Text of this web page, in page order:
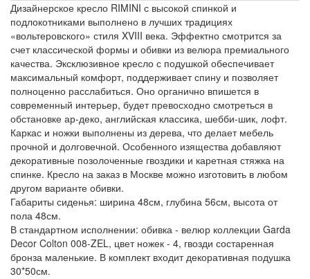
Дизайнерское кресло RIMINI с высокой спинкой и
подлокотниками выполнено в лучших традициях
«вольтеровского» стиля XVIII века. Эффектно смотрится за
счет классической формы и обивки из велюра премиального
качества. Эксклюзивное кресло с подушкой обеспечивает
максимальный комфорт, поддерживает спину и позволяет
полноценно расслабиться. Оно органично впишется в
современный интерьер, будет превосходно смотреться в
обстановке ар-деко, английская классика, шебби-шик, лофт.
Каркас и ножки выполнены из дерева, что делает мебель
прочной и долговечной. Особенного изящества добавляют
декоративные позолоченные гвоздики и каретная стяжка на
спинке. Кресло на заказ в Москве можно изготовить в любом
другом варианте обивки.
Габариты сиденья: ширина 48см, глубина 56см, высота от
пола 48см.
В стандартном исполнении: обивка - велюр коллекции Garda
Decor Colton 008-ZEL, цвет ножек - 4, гвозди состаренная
бронза маленькие. В комплект входит декоративная подушка
30*50см.